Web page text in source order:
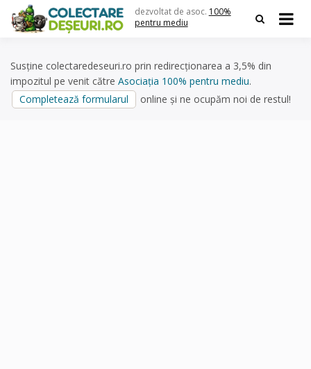
content
dezvoltat de asoc. 100%
pentru mediu
Susține colectaredeseuri.ro prin redirecționarea a 3,5% din
impozitul pe venit către Asociația 100% pentru mediu.
Completează formularul
online și ne ocupăm noi de restul!